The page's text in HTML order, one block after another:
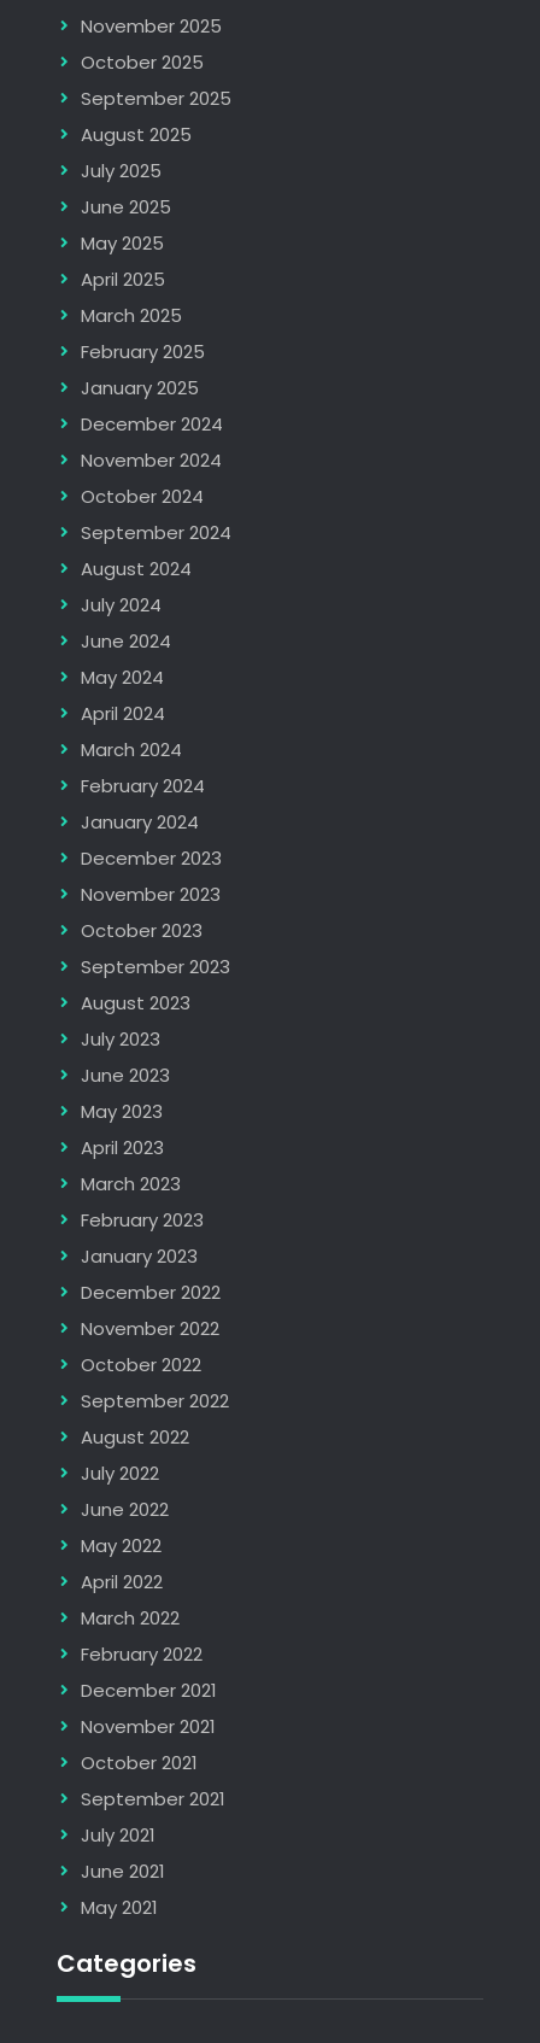
November 2025
October 2025
September 2025
August 2025
July 2025
June 2025
May 2025
April 2025
March 2025
February 2025
January 2025
December 2024
November 2024
October 2024
September 2024
August 2024
July 2024
June 2024
May 2024
April 2024
March 2024
February 2024
January 2024
December 2023
November 2023
October 2023
September 2023
August 2023
July 2023
June 2023
May 2023
April 2023
March 2023
February 2023
January 2023
December 2022
November 2022
October 2022
September 2022
August 2022
July 2022
June 2022
May 2022
April 2022
March 2022
February 2022
December 2021
November 2021
October 2021
September 2021
July 2021
June 2021
May 2021
Categories